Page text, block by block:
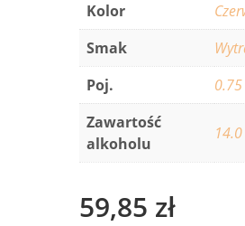
Kolor
Smak
Poj.
0.75
Zawartość
alkoholu
14.0
59,85 zł